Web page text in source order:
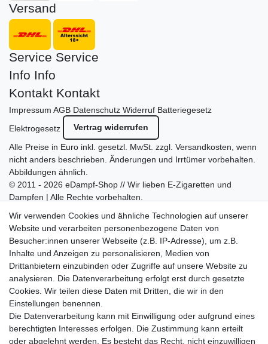
Versand
Service Service
Info Info
Kontakt Kontakt
Impressum AGB Datenschutz Widerruf Batteriegesetz
Elektrogesetz
Vertrag widerrufen
Alle Preise in Euro inkl. gesetzl. MwSt. zzgl. Versandkosten , wenn
nicht anders beschrieben. Änderungen und Irrtümer vorbehalten.
Abbildungen ähnlich.
© 2011 - 2026 eDampf-Shop // Wir lieben E-Zigaretten und
Dampfen | Alle Rechte vorbehalten.
Bitte entschuldigen Sie, wenn wir telefonisch wegen hoher
betrieblicher Auslastung nicht erreichbar sein sollten.
Schreiben Sie uns gerne eine E-Mail mit Ihrer Telefonnummer
und der Bitte um Rückruf.
Wir rufen Sie schnellstmöglich zurück.
Wir versenden in die folgenden Länder
Wir verwenden Cookies und ähnliche Technologien auf unserer
Website und verarbeiten personenbezogene Daten von
Besucher:innen unserer Webseite (z.B. IP-Adresse), um z.B.
Inhalte und Anzeigen zu personalisieren, Medien von
Drittanbietern einzubinden oder Zugriffe auf unsere Website zu
analysieren. Die Datenverarbeitung erfolgt erst durch gesetzte
Cookies. Wir teilen diese Daten mit Dritten, die wir in den
Einstellungen benennen.
Die Datenverarbeitung kann mit Einwilligung oder aufgrund eines
berechtigten Interesses erfolgen. Die Zustimmung kann erteilt
oder abgelehnt werden. Es besteht das Recht, nicht einzuwilligen